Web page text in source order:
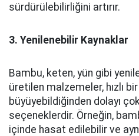
sürdürülebilirliğini artırır.
3. Yenilenebilir Kaynaklar
Bambu, keten, yün gibi
üretilen malzemeler, hızlı
büyüyebildiğinden dolayı
seçeneklerdir. Örneğin,
içinde hasat edilebilir ve